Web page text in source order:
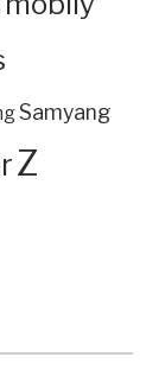
Samyang
Z